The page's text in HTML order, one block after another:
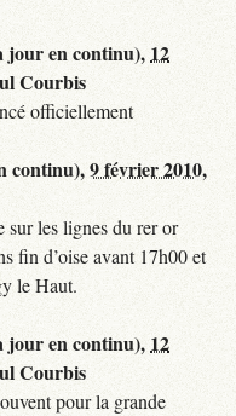
jour en continu), 12
Courbis
officiellement
continu),9 février 2010,
sur les lignes du rer or
fin d’oise avant 17h00 et
le Haut.
jour en continu), 12
Courbis
pour la grande